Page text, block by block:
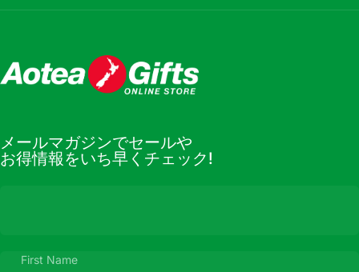
Aotea Gifts Online
メールマガジンでセールや
お得情報をいち早くチェック!
First Name